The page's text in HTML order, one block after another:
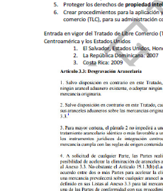
Dominicana yPanamá
Tratado República
(Costa Rica, El
Nicaragua)